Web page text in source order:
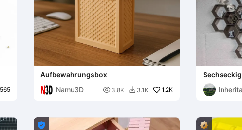
565
Aufbewahrungsbox
Namu3D
 3.8K  3.1K 1.2K
